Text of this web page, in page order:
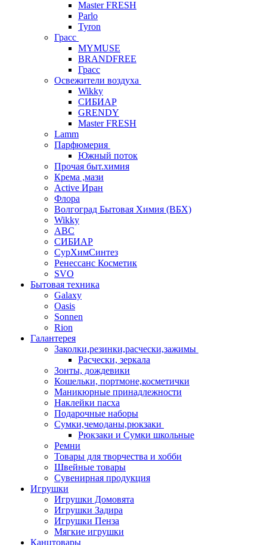
Master FRESH
Parlo
Tyron
Грасс
MYMUSE
BRANDFREE
Грасс
Освежители воздуха
Wikky
СИБИАР
GRENDY
Master FRESH
Lamm
Парфюмерия
Южный поток
Прочая быт.химия
Крема ,мази
Аctive Иран
Флора
Волгоград Бытовая Химия (ВБХ)
Wikky
АВС
СИБИАР
СурХимСинтез
Ренессанс Косметик
SVO
Бытовая техника
Galaxy
Oasis
Sonnen
Rion
Галантерея
Заколки,резинки,расчески,зажимы
Расчески, зеркала
Зонты, дождевики
Кошельки, портмоне,косметички
Маникюрные принадлежности
Наклейки пасха
Подарочные наборы
Сумки,чемоданы,рюкзаки
Рюкзаки и Сумки школьные
Ремни
Товары для творчества и хобби
Швейные товары
Сувенирная продукция
Игрушки
Игрушки Домовята
Игрушки Задира
Игрушки Пенза
Мягкие игрушки
Канцтовары